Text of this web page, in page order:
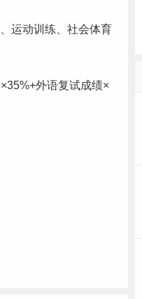
运动训练、社会体育
外语复试成绩×